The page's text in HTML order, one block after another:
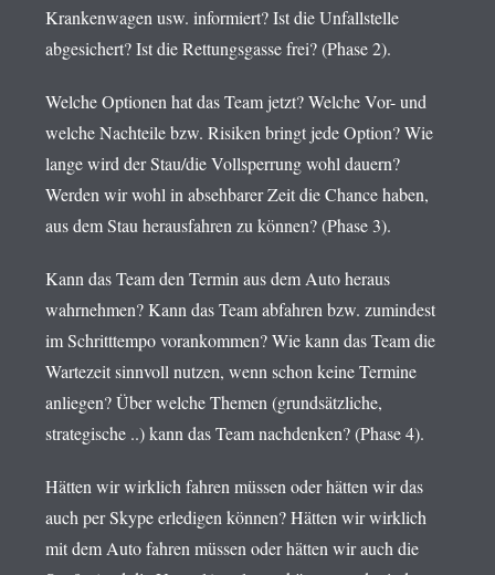
Krankenwagen usw. informiert? Ist die Unfallstelle
abgesichert? Ist die Rettungsgasse frei? (Phase 2).
Welche Optionen hat das Team jetzt? Welche Vor- und
welche Nachteile bzw. Risiken bringt jede Option? Wie
lange wird der Stau/die Vollsperrung wohl dauern?
Werden wir wohl in absehbarer Zeit die Chance haben,
aus dem Stau herausfahren zu können? (Phase 3).
Kann das Team den Termin aus dem Auto heraus
wahrnehmen? Kann das Team abfahren bzw. zumindest
im Schritttempo vorankommen? Wie kann das Team die
Wartezeit sinnvoll nutzen, wenn schon keine Termine
anliegen? Über welche Themen (grundsätzliche,
strategische ..) kann das Team nachdenken? (Phase 4).
Hätten wir wirklich fahren müssen oder hätten wir das
auch per Skype erledigen können? Hätten wir wirklich
mit dem Auto fahren müssen oder hätten wir auch die